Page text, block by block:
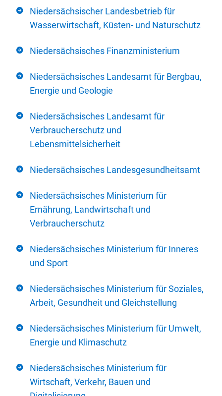
Niedersächsischer Landesbetrieb für
Wasserwirtschaft, Küsten- und Naturschutz
Niedersächsisches Finanzministerium
Niedersächsisches Landesamt für Bergbau,
Energie und Geologie
Niedersächsisches Landesamt für
Verbraucherschutz und
Lebensmittelsicherheit
Niedersächsisches Landesgesundheitsamt
Niedersächsisches Ministerium für
Ernährung, Landwirtschaft und
Verbraucherschutz
Niedersächsisches Ministerium für Inneres
und Sport
Niedersächsisches Ministerium für Soziales,
Arbeit, Gesundheit und Gleichstellung
Niedersächsisches Ministerium für Umwelt,
Energie und Klimaschutz
Niedersächsisches Ministerium für
Wirtschaft, Verkehr, Bauen und